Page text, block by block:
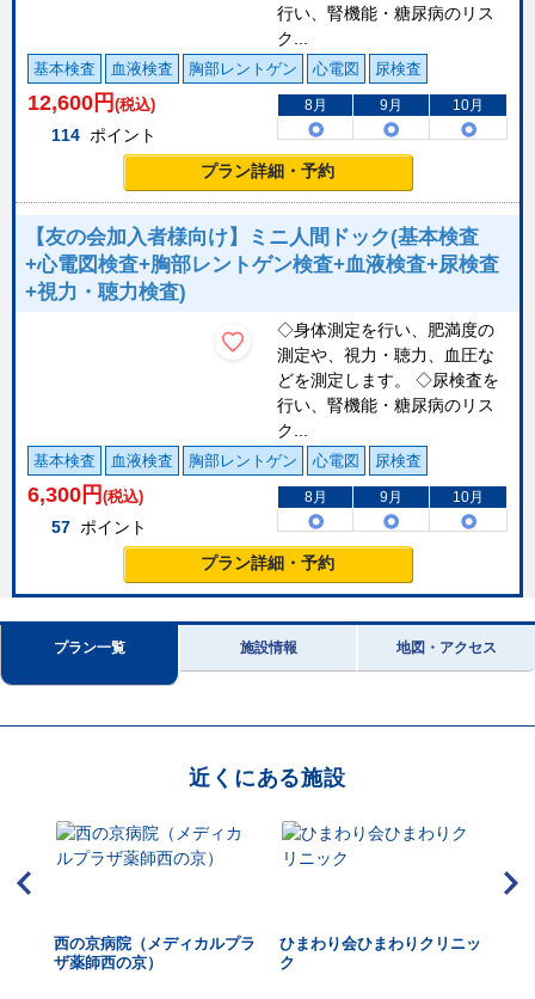
行い、腎機能・糖尿病のリス
ク...
基本検査 血液検査 胸部レントゲン 心電図 尿検査
12,600 円 (税込)
114 ポイント
8月 9月 10月
プラン詳細・予約
【友の会加入者様向け】ミニ人間ドック(基本検査
+心電図検査+胸部レントゲン検査+血液検査+尿検査
+視力・聴力検査)
◇身体測定を行い、肥満度の
測定や、視力・聴力、血圧な
どを測定します。 ◇尿検査を
行い、腎機能・糖尿病のリス
ク...
基本検査 血液検査 胸部レントゲン 心電図 尿検査
6,300 円 (税込)
57 ポイント
8月 9月 10月
プラン詳細・予約
プラン一覧 施設情報 地図・アクセス
近くにある施設
西の京病院（メディカルプラ
ザ薬師西の京）
ひまわり会ひまわりクリニッ
ク